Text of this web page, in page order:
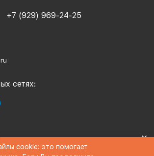
+7 (929) 969-24-25
сетях:
cookie: это помогает